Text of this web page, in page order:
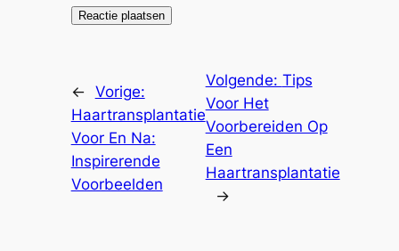
← Vorige:
Haartransplantatie
Voor En Na:
Inspirerende
Voorbeelden
Volgende: Tips
Voor Het
Voorbereiden Op
Een
Haartransplantatie
→